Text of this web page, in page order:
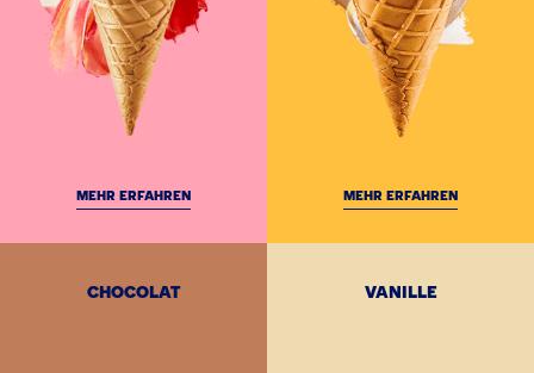
MEHR ERFAHREN MEHR ERFAHREN
CHOCOLAT VANILLE